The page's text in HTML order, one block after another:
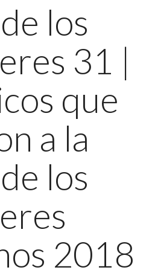
los
31 |
que
a la
los
2018